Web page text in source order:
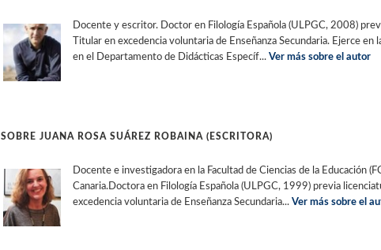
Docente y escritor. Doctor en Filología Española (ULPGC, 2008)
Titular en excedencia voluntaria de Enseñanza Secundaria. Ejerce en
en el Departamento de Didácticas Específ...Ver más sobre el autor
SOBRE JUANA ROSA SUÁREZ ROBAINA (ESCRITORA)
Docente e investigadora en la Facultad de Ciencias de la Educación
Canaria.Doctora en Filología Española (ULPGC, 1999) previa
excedencia voluntaria de Enseñanza Secundaria...Ver más sobre el